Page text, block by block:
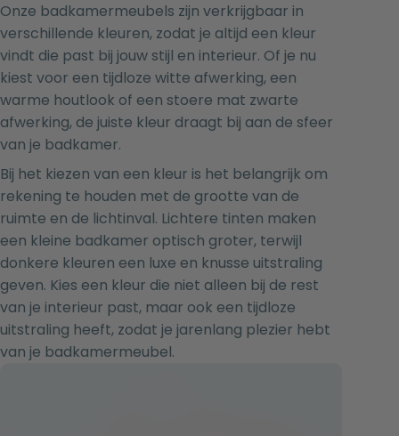
Onze badkamermeubels zijn verkrijgbaar in
verschillende kleuren, zodat je altijd een kleur
vindt die past bij jouw stijl en interieur. Of je nu
kiest voor een tijdloze witte afwerking, een
warme houtlook of een stoere mat zwarte
afwerking, de juiste kleur draagt bij aan de sfeer
van je badkamer.
Bij het kiezen van een kleur is het belangrijk om
rekening te houden met de grootte van de
ruimte en de lichtinval. Lichtere tinten maken
een kleine badkamer optisch groter, terwijl
donkere kleuren een luxe en knusse uitstraling
geven. Kies een kleur die niet alleen bij de rest
van je interieur past, maar ook een tijdloze
uitstraling heeft, zodat je jarenlang plezier hebt
van je badkamermeubel.